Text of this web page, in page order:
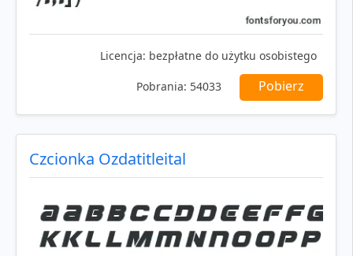
Licencja: bezpłatne do użytku osobistego
Pobrania: 54033 Pobierz
Czcionka Ozdatitleital